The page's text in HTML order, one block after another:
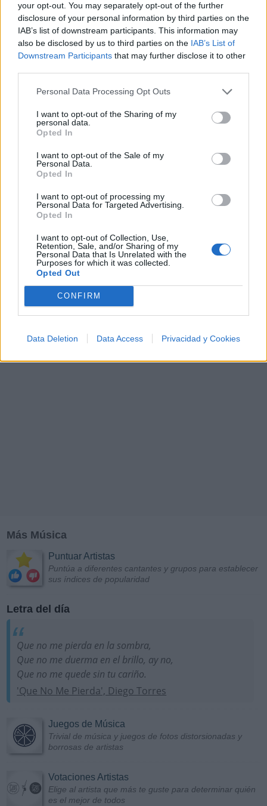
your opt-out. You may separately opt-out of the further
disclosure of your personal information by third parties on the
IAB’s list of downstream participants. This information may
also be disclosed by us to third parties on the IAB’s List of
Downstream Participants that may further disclose it to other
Personal Data Processing Opt Outs
I want to opt-out of the Sharing of my
personal data.
Opted In
I want to opt-out of the Sale of my
Personal Data.
Opted In
I want to opt-out of processing my
Personal Data for Targeted Advertising.
Opted In
I want to opt-out of Collection, Use,
Retention, Sale, and/or Sharing of my
Personal Data that Is Unrelated with the
Purposes for which it was collected.
Opted Out
CONFIRM
Data Deletion Data Access Privacidad y Cookies
Añadir un comentario ...
🪐🚀 Canciones para Ver las Estrellas:
🌌🚀 Viaje intergaláctico: la mejor selección de
psicodelia, space rock y atmósferas cósmicas para
tus noches de astronomía. 🪐🎸 Desconecta, mira
esta colección para tu próxima noche estrellada!
✨⭐
Letras Top Artistas Playlists
B C D E F G H
N O P Q R S T U V W X
Z #
Más Música
Puntuar Artistas
Puntúa a diferentes cantantes y grupos para establecer
sus índices de popularidad
Letra del día
Que no me pierda en la sombra,
Que no me duerma en el brillo, ay no,
Que no me quede sin tu cariño.
'Que No Me Pierda', Diego Torres
Juegos de Música
Trivial de música y juegos de fotos distorsionadas y
borrosas de artistas
Votaciones Artistas
Elige al artista que más te guste para determinar quién
es el mejor de todos